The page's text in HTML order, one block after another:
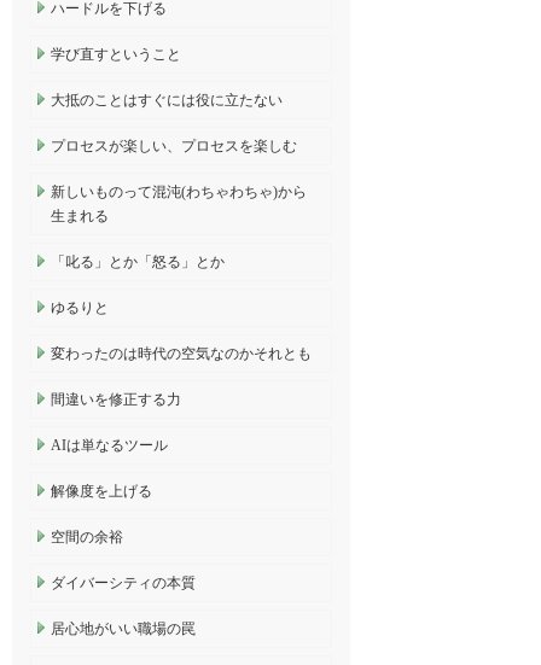
ハードルを下げる
学び直すということ
大抵のことはすぐには役に立たない
プロセスが楽しい、プロセスを楽しむ
新しいものって混沌(わちゃわちゃ)から
生まれる
「叱る」とか「怒る」とか
ゆるりと
変わったのは時代の空気なのかそれとも
間違いを修正する力
AIは単なるツール
解像度を上げる
空間の余裕
ダイバーシティの本質
居心地がいい職場の罠